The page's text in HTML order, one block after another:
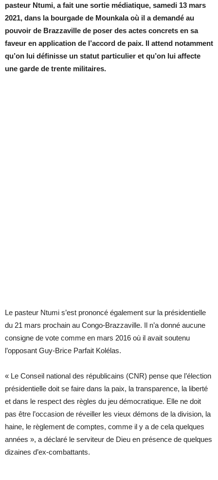
pasteur Ntumi, a fait une sortie médiatique, samedi 13 mars
2021, dans la bourgade de Mounkala où il a demandé au
pouvoir de Brazzaville de poser des actes concrets en sa
faveur en application de l’accord de paix. Il attend notamment
qu’on lui définisse un statut particulier et qu’on lui affecte
une garde de trente militaires.
Le pasteur Ntumi s’est prononcé également sur la présidentielle
du 21 mars prochain au Congo-Brazzaville. Il n’a donné aucune
consigne de vote comme en mars 2016 où il avait soutenu
l’opposant Guy-Brice Parfait Kolélas.
« Le Conseil national des républicains (CNR) pense que l’élection
présidentielle doit se faire dans la paix, la transparence, la liberté
et dans le respect des règles du jeu démocratique. Elle ne doit
pas être l’occasion de réveiller les vieux démons de la division, la
haine, le règlement de comptes, comme il y a de cela quelques
années », a déclaré le serviteur de Dieu en présence de quelques
dizaines d’ex-combattants.